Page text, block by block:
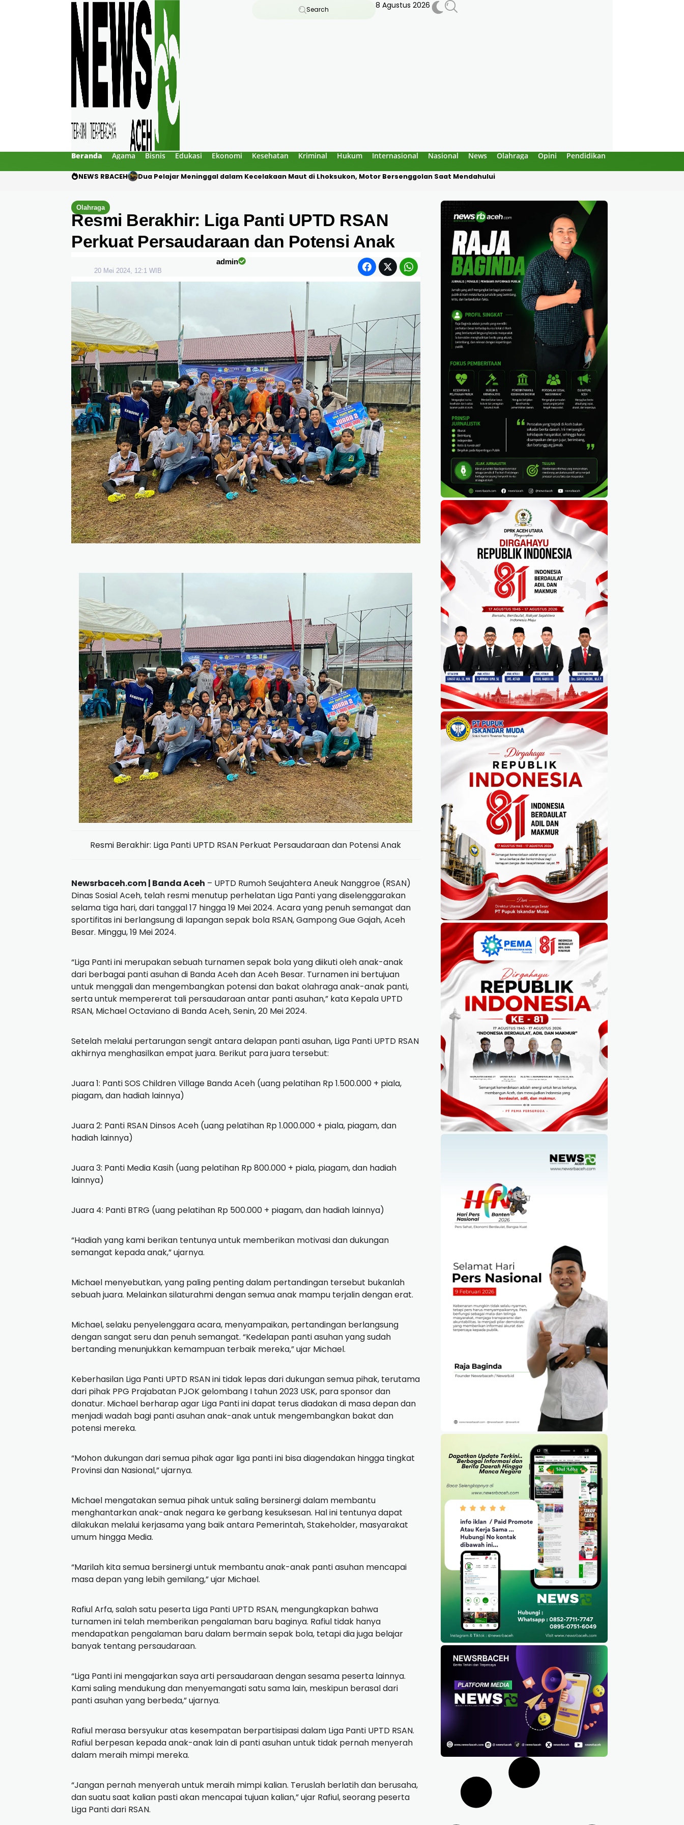
Search 8 Agustus 2026
Beranda Agama Bisnis Edukasi Ekonomi Kesehatan Kriminal Hukum Internasional Nasional News Olahraga Opini Pendidikan
NEWS RBACEH Dua Pelajar Meninggal dalam Kecelakaan Maut di Lhoksukon, Motor Bersenggolan Saat Mendahului
Olahraga
Resmi Berakhir: Liga Panti UPTD RSAN
Perkuat Persaudaraan dan Potensi Anak
admin
20 Mei 2024, 12:1 WIB
Resmi Berakhir: Liga Panti UPTD RSAN Perkuat Persaudaraan dan Potensi Anak
Newsrbaceh.com | Banda Aceh – UPTD Rumoh Seujahtera Aneuk Nanggroe (RSAN)
Dinas Sosial Aceh, telah resmi menutup perhelatan Liga Panti yang diselenggarakan
selama tiga hari, dari tanggal 17 hingga 19 Mei 2024. Acara yang penuh semangat dan
sportifitas ini berlangsung di lapangan sepak bola RSAN, Gampong Gue Gajah, Aceh
Besar. Minggu, 19 Mei 2024.
“Liga Panti ini merupakan sebuah turnamen sepak bola yang diikuti oleh anak-anak
dari berbagai panti asuhan di Banda Aceh dan Aceh Besar. Turnamen ini bertujuan
untuk menggali dan mengembangkan potensi dan bakat olahraga anak-anak panti,
serta untuk mempererat tali persaudaraan antar panti asuhan,” kata Kepala UPTD
RSAN, Michael Octaviano di Banda Aceh, Senin, 20 Mei 2024.
Setelah melalui pertarungan sengit antara delapan panti asuhan, Liga Panti UPTD RSAN
akhirnya menghasilkan empat juara. Berikut para juara tersebut:
Juara 1: Panti SOS Children Village Banda Aceh (uang pelatihan Rp 1.500.000 + piala,
piagam, dan hadiah lainnya)
Juara 2: Panti RSAN Dinsos Aceh (uang pelatihan Rp 1.000.000 + piala, piagam, dan
hadiah lainnya)
Juara 3: Panti Media Kasih (uang pelatihan Rp 800.000 + piala, piagam, dan hadiah
lainnya)
Juara 4: Panti BTRG (uang pelatihan Rp 500.000 + piagam, dan hadiah lainnya)
“Hadiah yang kami berikan tentunya untuk memberikan motivasi dan dukungan
semangat kepada anak,” ujarnya.
Michael menyebutkan, yang paling penting dalam pertandingan tersebut bukanlah
sebuah juara. Melainkan silaturahmi dengan semua anak mampu terjalin dengan erat.
Michael, selaku penyelenggara acara, menyampaikan, pertandingan berlangsung
dengan sangat seru dan penuh semangat. “Kedelapan panti asuhan yang sudah
bertanding menunjukkan kemampuan terbaik mereka,” ujar Michael.
Keberhasilan Liga Panti UPTD RSAN ini tidak lepas dari dukungan semua pihak, terutama
dari pihak PPG Prajabatan PJOK gelombang I tahun 2023 USK, para sponsor dan
donatur. Michael berharap agar Liga Panti ini dapat terus diadakan di masa depan dan
menjadi wadah bagi panti asuhan anak-anak untuk mengembangkan bakat dan
potensi mereka.
“Mohon dukungan dari semua pihak agar liga panti ini bisa diagendakan hingga tingkat
Provinsi dan Nasional,” ujarnya.
Michael mengatakan semua pihak untuk saling bersinergi dalam membantu
menghantarkan anak-anak negara ke gerbang kesuksesan. Hal ini tentunya dapat
dilakukan melalui kerjasama yang baik antara Pemerintah, Stakeholder, masyarakat
umum hingga Media.
“Marilah kita semua bersinergi untuk membantu anak-anak panti asuhan mencapai
masa depan yang lebih gemilang,” ujar Michael.
Rafiul Arfa, salah satu peserta Liga Panti UPTD RSAN, mengungkapkan bahwa
turnamen ini telah memberikan pengalaman baru baginya. Rafiul tidak hanya
mendapatkan pengalaman baru dalam bermain sepak bola, tetapi dia juga belajar
banyak tentang persaudaraan.
“Liga Panti ini mengajarkan saya arti persaudaraan dengan sesama peserta lainnya.
Kami saling mendukung dan menyemangati satu sama lain, meskipun berasal dari
panti asuhan yang berbeda,” ujarnya.
Rafiul merasa bersyukur atas kesempatan berpartisipasi dalam Liga Panti UPTD RSAN.
Rafiul berpesan kepada anak-anak lain di panti asuhan untuk tidak pernah menyerah
dalam meraih mimpi mereka.
“Jangan pernah menyerah untuk meraih mimpi kalian. Teruslah berlatih dan berusaha,
dan suatu saat kalian pasti akan mencapai tujuan kalian,” ujar Rafiul, seorang peserta
Liga Panti dari RSAN.